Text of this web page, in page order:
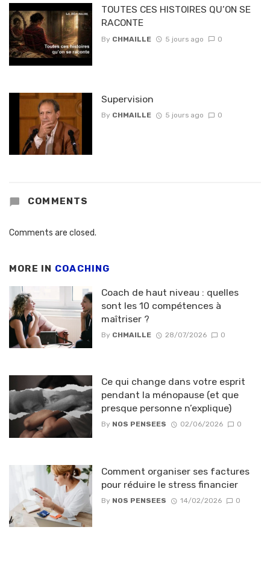
TOUTES CES HISTOIRES QU’ON SE
RACONTE
By CHMAILLE 5 jours ago 0
Supervision
By CHMAILLE 5 jours ago 0
COMMENTS
Comments are closed.
MORE IN COACHING
Coach de haut niveau : quelles
sont les 10 compétences à
maîtriser ?
By CHMAILLE 28/07/2026 0
Ce qui change dans votre esprit
pendant la ménopause (et que
presque personne n’explique)
By NOS PENSEES 02/06/2026 0
Comment organiser ses factures
pour réduire le stress financier
By NOS PENSEES 14/02/2026 0